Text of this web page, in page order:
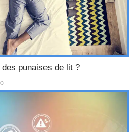
punaises de lit ?